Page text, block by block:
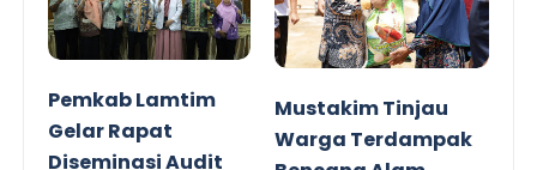
Pemkab Lamtim
Gelar Rapat
Diseminasi Audit
Mustakim Tinjau
Warga Terdampak